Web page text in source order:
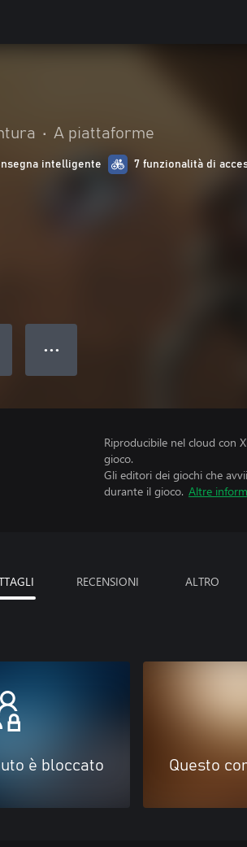
• A piattaforme
intelligente 7 funzionalità di
● ● ●
Riproducibile nel cloud con
gioco.
Gli editori dei giochi che
durante il gioco. Altre
RECENSIONI ALTRO
è bloccato Questo